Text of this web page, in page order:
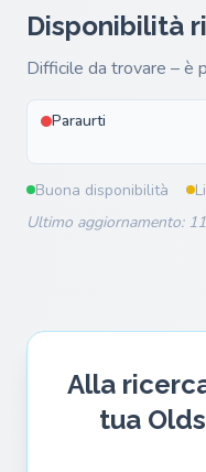
Disponibilità
Difficile da trovare – è
Paraurti
Buona disponibilità
Ultimo aggiornamento:
Alla
tua